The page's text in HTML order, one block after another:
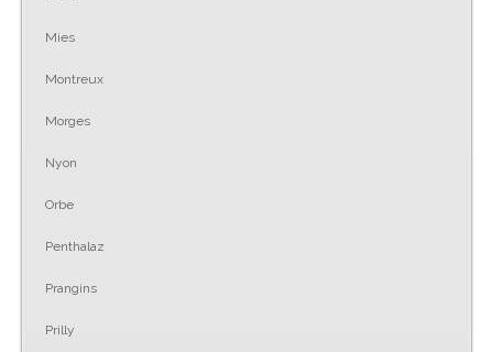
Mies
Montreux
Morges
Nyon
Orbe
Penthalaz
Prangins
Prilly